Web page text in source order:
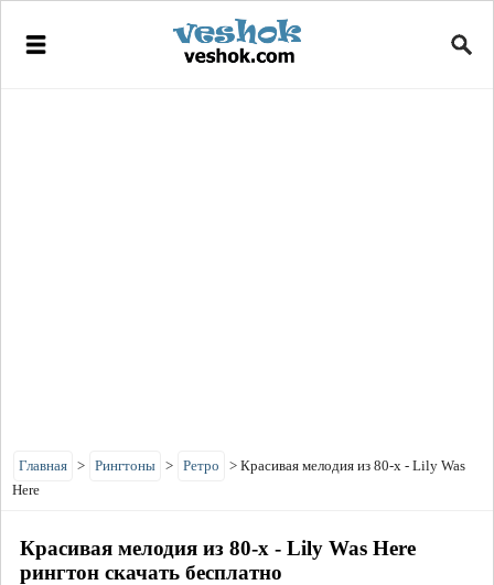
Главная > Рингтоны > Ретро > Красивая мелодия из 80-х - Lily Was
Here
Красивая мелодия из 80-х - Lily Was Here
рингтон скачать бесплатно